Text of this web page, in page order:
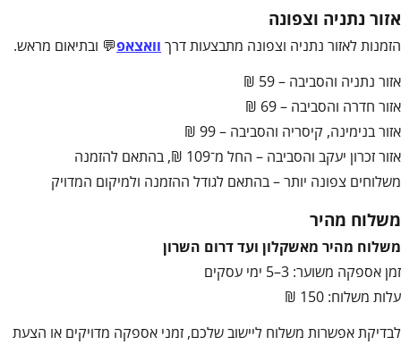
אזור נתניה וצפונה
הזמנות לאזור נתניה וצפונה מתבצעות דרך וואצאפ💬 ובתיאום מראש.
אזור נתניה והסביבה – 59 ₪
אזור חדרה והסביבה – 69 ₪
אזור בנימינה, קיסריה והסביבה – 99 ₪
אזור זכרון יעקב והסביבה – החל מ־109 ₪, בהתאם להזמנה
משלוחים צפונה יותר – בהתאם לגודל ההזמנה ולמיקום המדויק
משלוח מהיר
משלוח מהיר מאשקלון ועד דרום השרון
זמן אספקה משוער: 3–5 ימי עסקים
עלות משלוח: 150 ₪
לבדיקת אפשרות משלוח ליישוב שלכם, זמני אספקה מדויקים או הצעת